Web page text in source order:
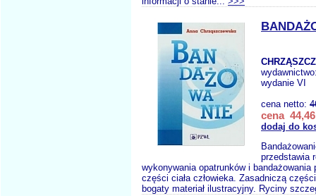
wydanie VI
cena netto:
cena 44,46
dodaj do
przedstawia
wykonywania opatrunków i bandażowania
części ciała człowieka. Zasadniczą
bogaty materiał ilustracyjny. Ryciny